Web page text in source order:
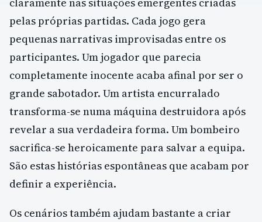
pelas próprias partidas. Cada jogo gera
pequenas narrativas improvisadas entre os
participantes. Um jogador que parecia
completamente inocente acaba afinal por ser o
grande sabotador. Um artista encurralado
transforma-se numa máquina destruidora após
revelar a sua verdadeira forma. Um bombeiro
sacrifica-se heroicamente para salvar a equipa.
São estas histórias espontâneas que acabam por
definir a experiência.
Os cenários também ajudam bastante a criar